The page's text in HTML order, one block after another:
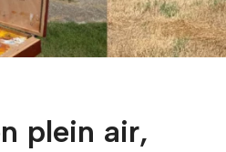
plein air,